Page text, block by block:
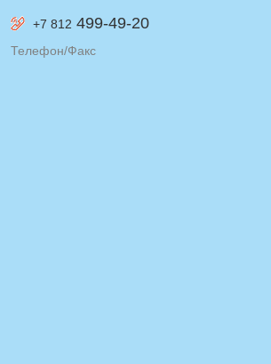
+7 812 499-49-20
Телефон/Факс